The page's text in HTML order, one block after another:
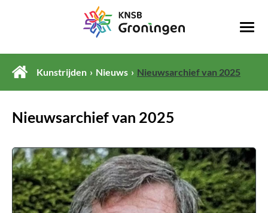
Kunstrijden Nieuws Nieuwsarchief van 2025
Nieuwsarchief van 2025